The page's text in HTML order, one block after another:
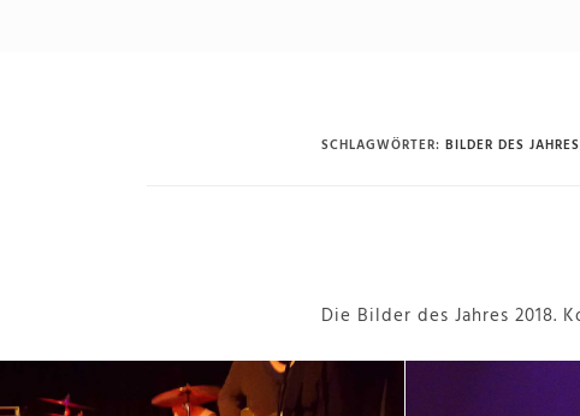
SCHLAGWÖRTER: BILDER DES JAHRES
Die Bilder des Jahres 2018.